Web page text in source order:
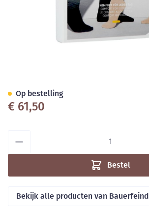
€ 61,50
Bestel
Op bestelling
Bekijk alle producten van Bauerfeind